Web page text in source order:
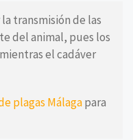
transmisión de las
del animal, pues los
el cadáver
plagas Málagapara